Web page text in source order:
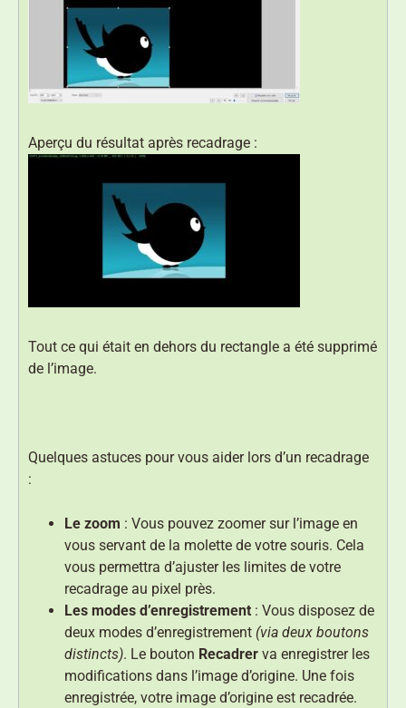
Aperçu du résultat après recadrage :
Tout ce qui était en dehors du rectangle a été supprimé
de l’image.
Quelques astuces pour vous aider lors d’un recadrage
:
Le zoom : Vous pouvez zoomer sur l’image en
vous servant de la molette de votre souris. Cela
vous permettra d’ajuster les limites de votre
recadrage au pixel près.
Les modes d’enregistrement : Vous disposez de
deux modes d’enregistrement (via deux boutons
distincts). Le bouton Recadrer va enregistrer les
modifications dans l’image d’origine. Une fois
enregistrée, votre image d’origine est recadrée.